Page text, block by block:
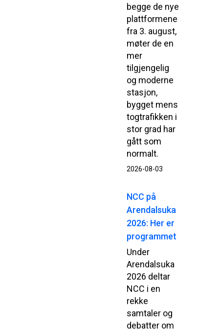
begge de nye
plattformene
fra 3. august,
møter de en
mer
tilgjengelig
og moderne
stasjon,
bygget mens
togtrafikken i
stor grad har
gått som
normalt.
2026-08-03
NCC på
Arendalsuka
2026: Her er
programmet
Under
Arendalsuka
2026 deltar
NCC i en
rekke
samtaler og
debatter om